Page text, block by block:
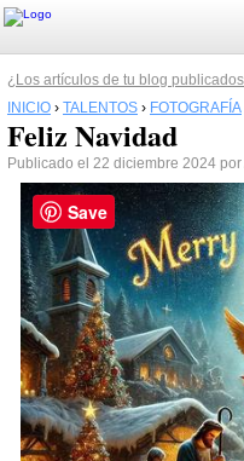
¿Los artículos de tu blog
INICIO › TALENTOS › FOTOGRAFÍA
Feliz Navidad
Publicado el 22 diciembre 2024
Save